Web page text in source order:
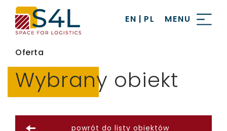
EN | PL MENU
Oferta
Wybrany obiekt
powrót do listy obiektów